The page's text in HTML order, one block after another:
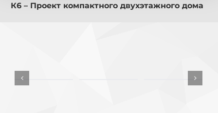
К6 – Проект компактного двухэтажного дома